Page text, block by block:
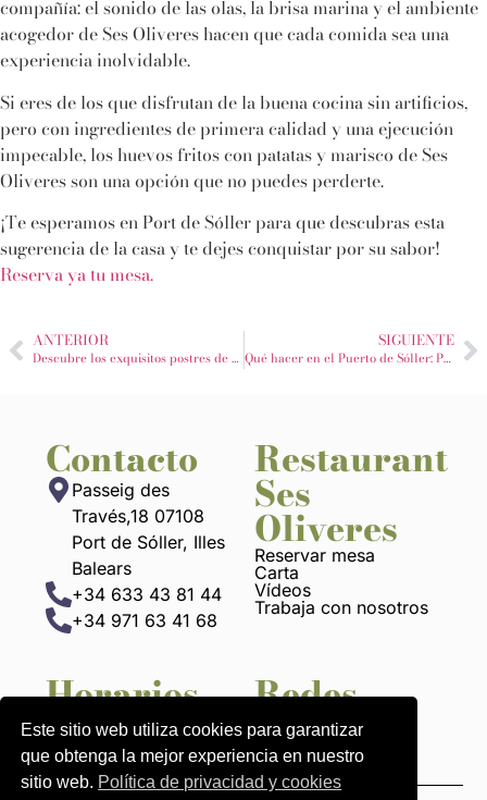
compañía: el sonido de las olas, la brisa marina y el ambiente
acogedor de Ses Oliveres hacen que cada comida sea una
experiencia inolvidable.
Si eres de los que disfrutan de la buena cocina sin artificios,
pero con ingredientes de primera calidad y una ejecución
impecable, los huevos fritos con patatas y marisco de Ses
Oliveres son una opción que no puedes perderte.
¡Te esperamos en Port de Sóller para que descubras esta
sugerencia de la casa y te dejes conquistar por su sabor!
Reserva ya tu mesa.
ANTERIOR
Descubre los exquisitos postres de Ses Oliveres en Port de Sóller
SIGUIENTE
Qué hacer en el Puerto de Sóller: Plan perfecto con parada en Ses Oliveres
Contacto
Passeig des
Través,18 07108
Port de Sóller, Illes
Balears
+34 633 43 81 44
+34 971 63 41 68
Restaurant
Ses
Oliveres
Reservar mesa
Carta
Vídeos
Trabaja con nosotros
Horarios
13 h a 22:30 h
Redes
Este sitio web utiliza cookies para garantizar
que obtenga la mejor experiencia en nuestro
sitio web. Política de privacidad y cookies